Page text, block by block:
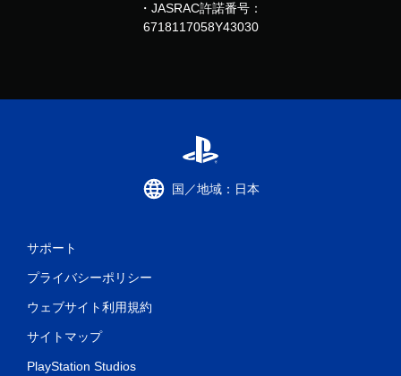
・JASRAC許諾番号：
6718117058Y43030
国／地域：日本
サポート
プライバシーポリシー
ウェブサイト利用規約
サイトマップ
PlayStation Studios